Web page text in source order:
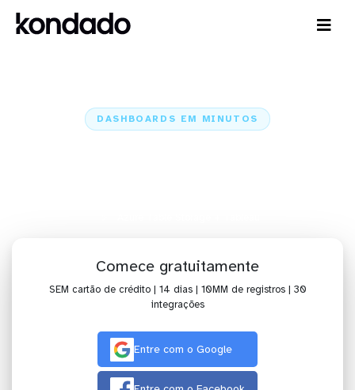
DASHBOARDS EM MINUTOS
Comece gratuitamente
SEM cartão de crédito | 14 dias | 10MM de registros | 30
integrações
Entre com o Google